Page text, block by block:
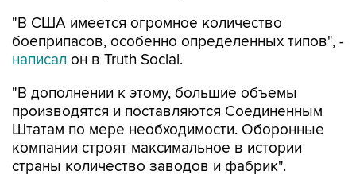
"В США имеется огромное количество
боеприпасов, особенно определенных типов", -
написал он в Truth Social.
"В дополнении к этому, большие объемы
производятся и поставляются Соединенным
Штатам по мере необходимости. Оборонные
компании строят максимальное в истории
страны количество заводов и фабрик".